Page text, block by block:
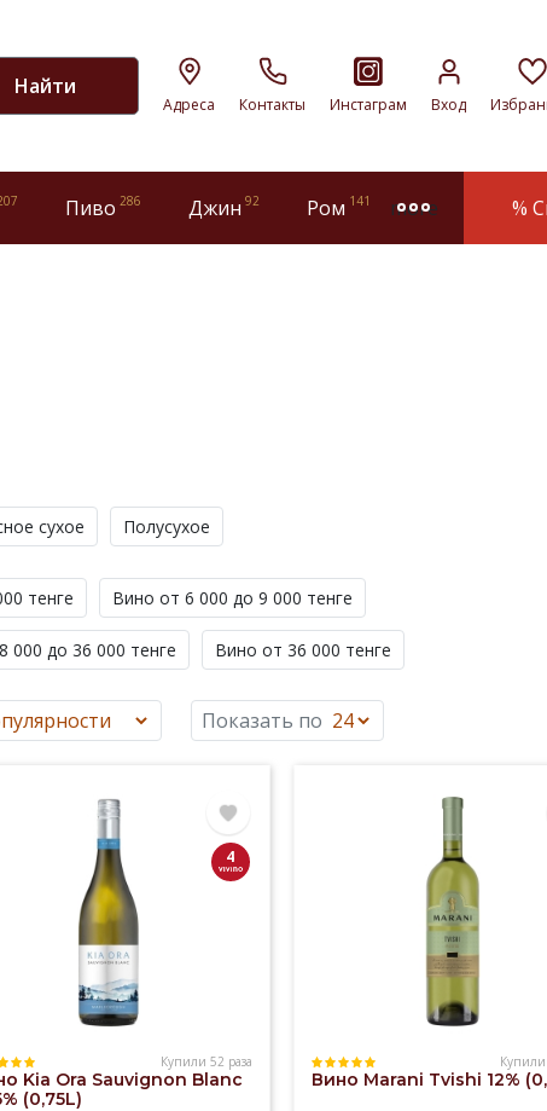
Найти
Адреса Контакты Инстаграм Вход
Пиво 286 Джин 92 Ром 141 more %
сухое Полусухое
тенге Вино от 6 000 до 9 000 тенге
000 до 36 000 тенге Вино от 36 000 тенге
Показать по
4
Купили 52 раза
Kia Ora Sauvignon Blanc
(0,75L)
Купили
Вино Marani Tvishi 12%